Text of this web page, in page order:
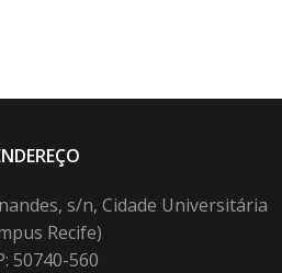
s/n, Cidade Universitária
Recife)
50740-560